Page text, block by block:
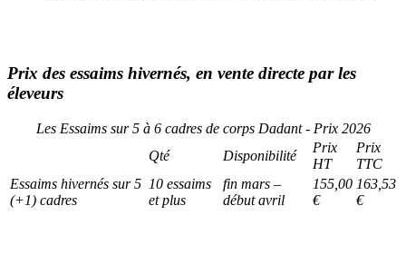
Prix des essaims hivernés, en vente directe par les
éleveurs
Les Essaims sur 5 à 6 cadres de corps Dadant - Prix 2026
Qté
Disponibilité
Prix
HT
Prix
TTC
Essaims hivernés sur 5
(+1) cadres
10 essaims
et plus
fin mars –
début avril
155,00
€
163,53
€